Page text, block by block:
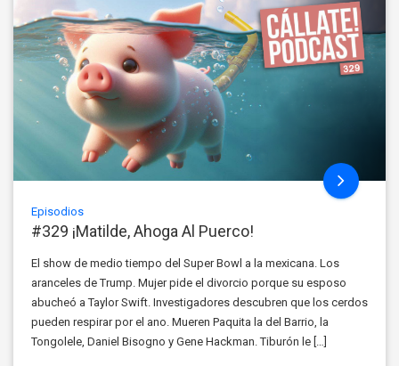
Episodios
#329 ¡Matilde, Ahoga Al Puerco!
El show de medio tiempo del Super Bowl a la mexicana. Los
aranceles de Trump. Mujer pide el divorcio porque su esposo
abucheó a Taylor Swift. Investigadores descubren que los cerdos
pueden respirar por el ano. Mueren Paquita la del Barrio, la
Tongolele, Daniel Bisogno y Gene Hackman. Tiburón le […]